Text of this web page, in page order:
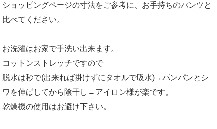
ショッピングページの寸法をご参考に、お手持ちのパンツと
比べてください。
お洗濯はお家で手洗い出来ます。
コットンストレッチですので
脱水は秒で(出来れば掛けずにタオルで吸水)→パンパンとシ
ワを伸ばしてから陰干し→アイロン様が楽です。
乾燥機の使用はお避け下さい。